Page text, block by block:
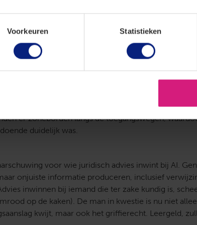
Voorkeuren Statistieken
recht niet in elkaar
metten met de argumenten van de man. De
waar het voertuig stond. Dat was de man
zijn beroepschrift met de exacte locatie. Die kwam
heffingsambtenaar. Een verkeerde straatnaam is dus
man voert verder aan dat het parkeerbord niet goed
acht het opvallend dat hij dit argument pas in
er zoneborden langs de toegangswegen,
duidelijk was.
voor wie juridisch advies inwint bij AI.
onjuiste informatie produceren, inclusief
inwinnen bij iemand die ter zake kundig is,
op de kaken). De man in kwestie is nu niet
kwijt, maar ook het griffierecht. Leergeld,